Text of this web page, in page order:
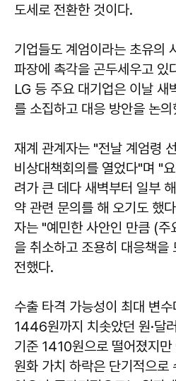
도세로 전환한 것이다.
기업들도 계엄이라는 초유의
파장에 촉각을 곤두세우고 있
LG 등 주요 대기업은 이날 새
를 소집하고 대응 방안을 논의
재계 관계자는 "전날 계엄령
비상대책회의를 열었다"며 "
려가 큰 데다 새벽부터 일부
약 관련 문의를 해 오기도 했
자는 "예민한 사안인 만큼 (주
을 취소하고 조용히 대응책을
전했다.
수출 타격 가능성이 최대 변
1446원까지 치솟았던 원·달
기준 1410원으로 떨어졌지
원화 가치 하락은 단기적으로